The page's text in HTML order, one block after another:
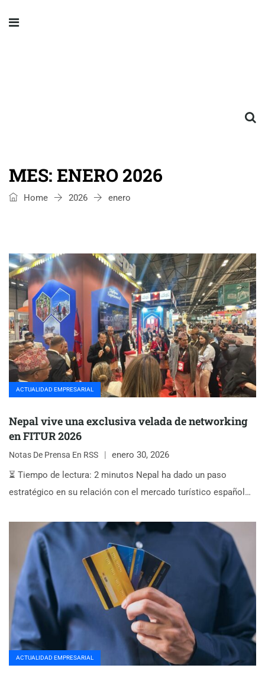
MES: ENERO 2026
Home 2026 enero
ACTUALIDAD EMPRESARIAL
Nepal vive una exclusiva velada de networking
en FITUR 2026
Notas De Prensa En RSS
enero 30, 2026
⏳ Tiempo de lectura: 2 minutos Nepal ha dado un paso
estratégico en su relación con el mercado turístico español…
ACTUALIDAD EMPRESARIAL